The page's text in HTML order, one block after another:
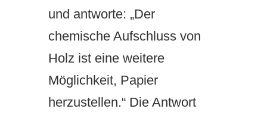
und antworte: „Der
chemische Aufschluss von
Holz ist eine weitere
Möglichkeit, Papier
herzustellen.“ Die Antwort